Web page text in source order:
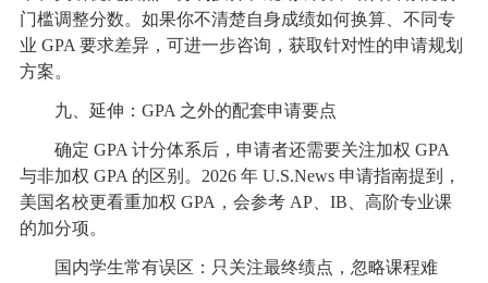
门槛调整分数。如果你不清楚自身成绩如何换算、不同专
业 GPA 要求差异，可进一步咨询，获取针对性的申请规划
方案。
九、延伸：GPA 之外的配套申请要点
确定 GPA 计分体系后，申请者还需要关注加权 GPA
与非加权 GPA 的区别。2026 年 U.S.News 申请指南提到，
美国名校更看重加权 GPA，会参考 AP、IB、高阶专业课
的加分项。
国内学生常有误区：只关注最终绩点，忽略课程难